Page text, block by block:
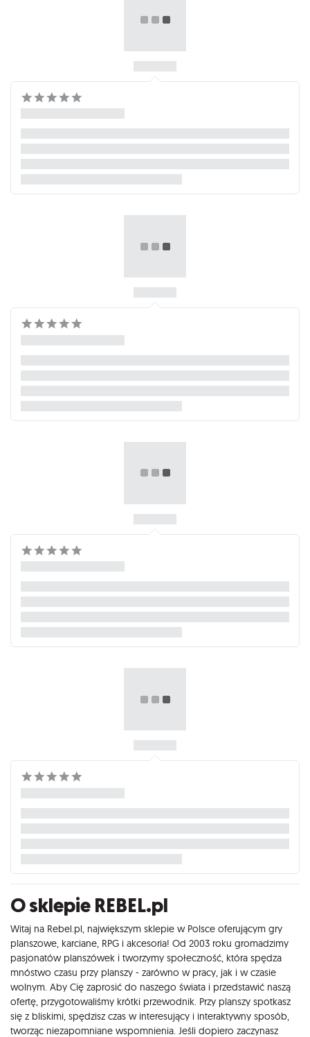
O sklepie REBEL.pl
Witaj na Rebel.pl, największym sklepie w Polsce oferującym gry
planszowe, karciane, RPG i akcesoria! Od 2003 roku gromadzimy
pasjonatów planszówek i tworzymy społeczność, która spędza
mnóstwo czasu przy planszy - zarówno w pracy, jak i w czasie
wolnym. Aby Cię zaprosić do naszego świata i przedstawić naszą
ofertę, przygotowaliśmy krótki przewodnik. Przy planszy spotkasz
się z bliskimi, spędzisz czas w interesujący i interaktywny sposób,
tworząc niezapomniane wspomnienia. Jeśli dopiero zaczynasz